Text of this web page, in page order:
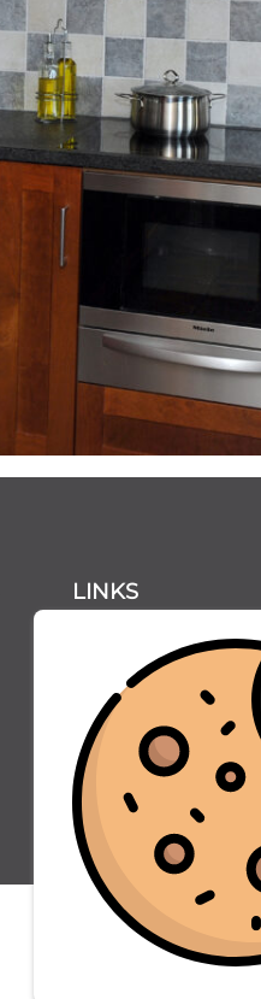
LINKS
Disclaimer
AVG